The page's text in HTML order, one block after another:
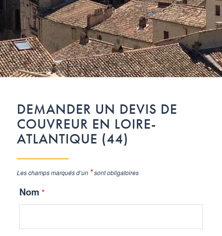
DEMANDER UN DEVIS DE
COUVREUR EN LOIRE-
ATLANTIQUE (44)
Les champs marqués d’un *sont obligatoires
Nom *